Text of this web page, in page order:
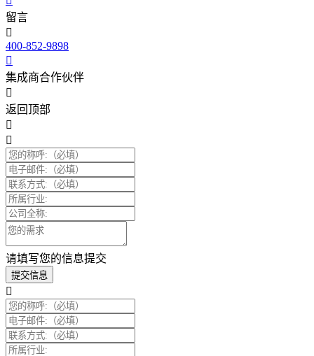
留言
400-852-9898
集成商合作伙伴
返回顶部
请填写您的信息提交
提交信息